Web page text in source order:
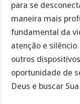
para se
maneira mais
fundamental da
atenção e
outros
oportunidade de
Deus e buscar